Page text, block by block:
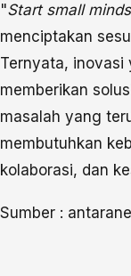
"Start small
menciptakan
Ternyata, inovasi
memberikan
masalah yang
membutuhkan
kolaborasi, dan
Sumber :